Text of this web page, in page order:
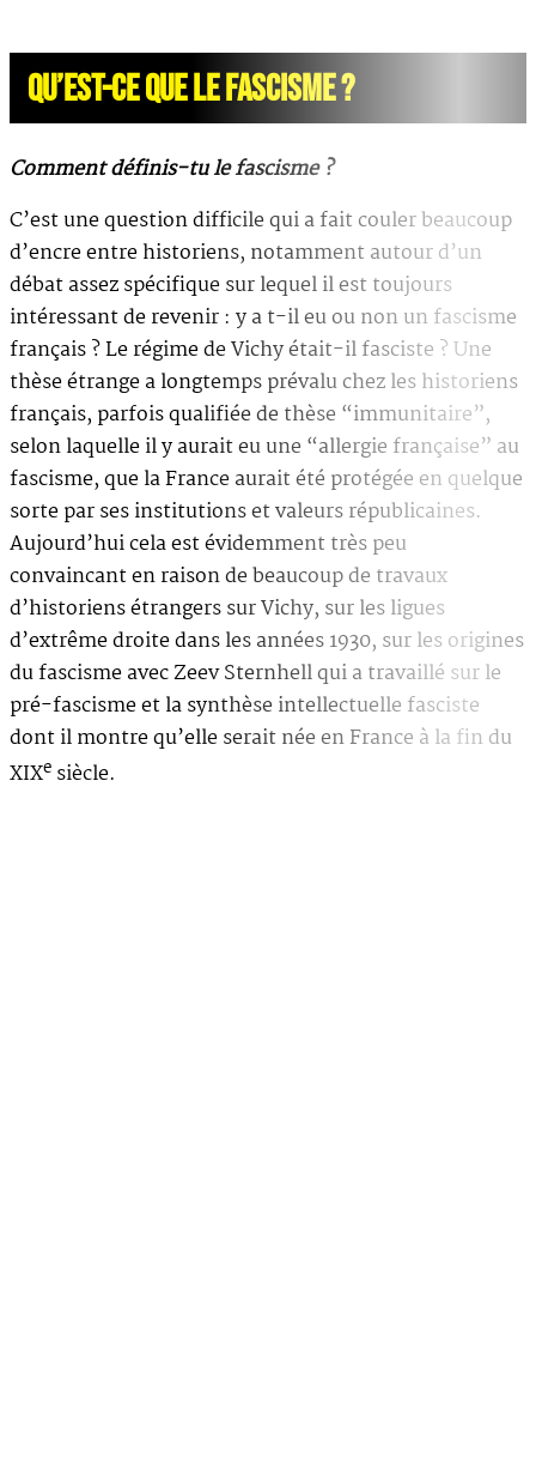
QU’EST-CE QUE LE FASCISME ?
Comment définis-tu le fascisme ?
C’est une question difficile qui a fait couler beaucoup
d’encre entre historiens, notamment autour d’un
débat assez spécifique sur lequel il est toujours
intéressant de revenir : y a t-il eu ou non un fascisme
français ? Le régime de Vichy était-il fasciste ? Une
thèse étrange a longtemps prévalu chez les historiens
français, parfois qualifiée de thèse “immunitaire”,
selon laquelle il y aurait eu une “allergie française” au
fascisme, que la France aurait été protégée en quelque
sorte par ses institutions et valeurs républicaines.
Aujourd’hui cela est évidemment très peu
convaincant en raison de beaucoup de travaux
d’historiens étrangers sur Vichy, sur les ligues
d’extrême droite dans les années 1930, sur les origines
du fascisme avec Zeev Sternhell qui a travaillé sur le
pré-fascisme et la synthèse intellectuelle fasciste
dont il montre qu’elle serait née en France à la fin du
XIXe siècle.